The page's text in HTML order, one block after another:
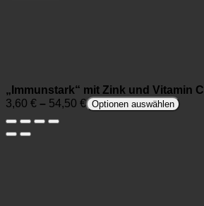
„Immunstark“ mit Zink und Vitamin C
3,60 € – 54,50 € Optionen auswählen